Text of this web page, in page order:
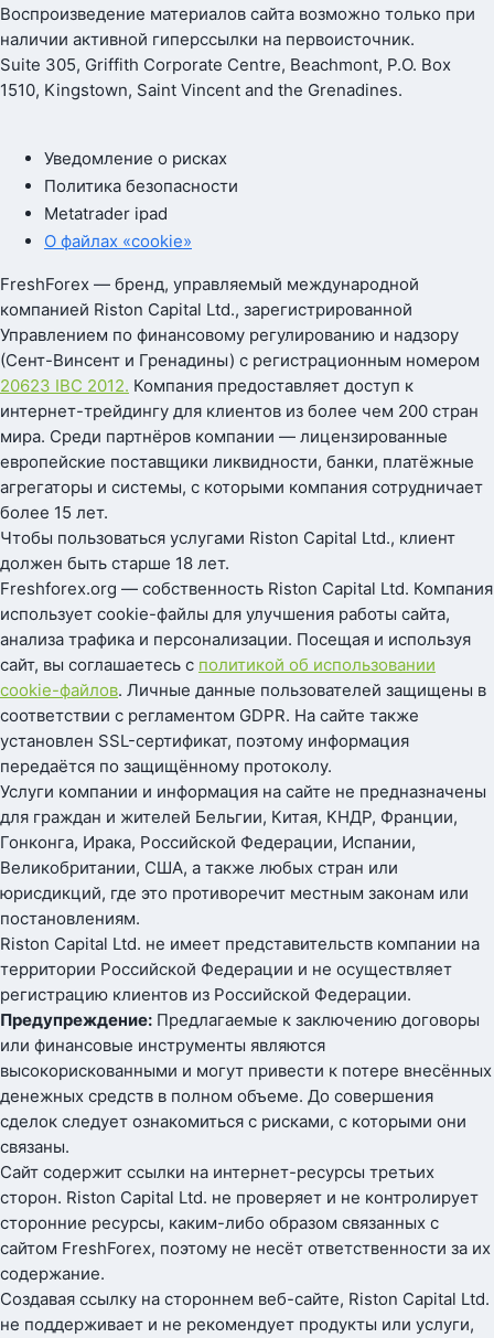
Воспроизведение материалов сайта возможно только при
наличии активной гиперссылки на первоисточник.
Suite 305, Griffith Corporate Centre, Beachmont, P.O. Box
1510, Kingstown, Saint Vincent and the Grenadines.
Уведомление о рисках
Политика безопасности
Metatrader ipad
О файлах «cookie»
FreshForex — бренд, управляемый международной
компанией Riston Capital Ltd., зарегистрированной
Управлением по финансовому регулированию и надзору
(Сент-Винсент и Гренадины) с регистрационным номером
20623 IBC 2012. Компания предоставляет доступ к
интернет-трейдингу для клиентов из более чем 200 стран
мира. Среди партнёров компании — лицензированные
европейские поставщики ликвидности, банки, платёжные
агрегаторы и системы, с которыми компания сотрудничает
более 15 лет.
Чтобы пользоваться услугами Riston Capital Ltd., клиент
должен быть старше 18 лет.
Freshforex.org — собственность Riston Capital Ltd. Компания
использует cookie-файлы для улучшения работы сайта,
анализа трафика и персонализации. Посещая и используя
сайт, вы соглашаетесь с политикой об использовании
cookie-файлов. Личные данные пользователей защищены в
соответствии с регламентом GDPR. На сайте также
установлен SSL-сертификат, поэтому информация
передаётся по защищённому протоколу.
Услуги компании и информация на сайте не предназначены
для граждан и жителей Бельгии, Китая, КНДР, Франции,
Гонконга, Ирака, Российской Федерации, Испании,
Великобритании, США, а также любых стран или
юрисдикций, где это противоречит местным законам или
постановлениям.
Riston Capital Ltd. не имеет представительств компании на
территории Российской Федерации и не осуществляет
регистрацию клиентов из Российской Федерации.
Предупреждение: Предлагаемые к заключению договоры
или финансовые инструменты являются
высокорискованными и могут привести к потере внесённых
денежных средств в полном объеме. До совершения
сделок следует ознакомиться с рисками, с которыми они
связаны.
Сайт содержит ссылки на интернет-ресурсы третьих
сторон. Riston Capital Ltd. не проверяет и не контролирует
сторонние ресурсы, каким-либо образом связанных с
сайтом FreshForex, поэтому не несёт ответственности за их
содержание.
Создавая ссылку на стороннем веб-сайте, Riston Capital Ltd.
не поддерживает и не рекомендует продукты или услуги,